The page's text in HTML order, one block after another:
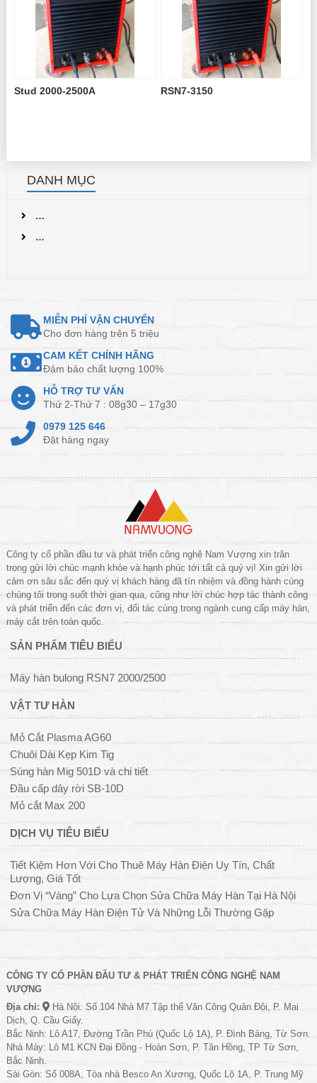
Stud 2000-2500A RSN7-3150
DANH MỤC
…
…
MIỄN PHÍ VẬN CHUYỂN
Cho đơn hàng trên 5 triệu
CAM KẾT CHÍNH HÃNG
Đảm bảo chất lượng 100%
HỖ TRỢ TƯ VẤN
Thứ 2-Thứ 7 : 08g30 – 17g30
0979 125 646
Đặt hàng ngay
Công ty cổ phần đầu tư và phát triển công nghệ Nam Vượng xin trân
trọng gửi lời chúc mạnh khỏe và hạnh phúc tới tất cả quý vị! Xin gửi lời
cảm ơn sâu sắc đến quý vị khách hàng đã tín nhiệm và đồng hành cùng
chúng tôi trong suốt thời gian qua, cũng như lời chúc hợp tác thành công
và phát triển đến các đơn vị, đối tác cùng trong ngành cung cấp máy hàn,
máy cắt trên toàn quốc.
SẢN PHẨM TIÊU BIỂU
Máy hàn bulong RSN7 2000/2500
VẬT TƯ HÀN
Mỏ Cắt Plasma AG60
Chuôi Dài Kẹp Kim Tig
Súng hàn Mig 501D và chi tiết
Đầu cấp dây rời SB-10D
Mỏ cắt Max 200
DỊCH VỤ TIÊU BIỂU
Tiết Kiệm Hơn Với Cho Thuê Máy Hàn Điện Uy Tín, Chất
Lượng, Giá Tốt
Đơn Vị “Vàng” Cho Lựa Chọn Sửa Chữa Máy Hàn Tại Hà Nội
Sửa Chữa Máy Hàn Điện Tử Và Những Lỗi Thường Gặp
CÔNG TY CỔ PHẦN ĐẦU TƯ & PHÁT TRIỂN CÔNG NGHỆ NAM
VƯỢNG
Địa chỉ:
Hà Nội: Số 104 Nhà M7 Tập thể Văn Công Quân Đội, P. Mai
Dịch, Q. Cầu Giấy.
Bắc Ninh: Lô A17, Đường Trần Phú (Quốc Lộ 1A), P. Đình Bảng, Từ Sơn.
Nhà Máy: Lô M1 KCN Đại Đồng - Hoàn Sơn, P. Tân Hồng, TP Từ Sơn,
Bắc Ninh.
Sài Gòn: Số 008A, Tòa nhà Besco An Xương, Quốc Lộ 1A, P. Trung Mỹ